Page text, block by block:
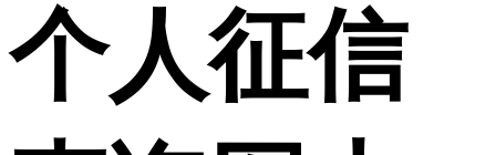
个人征信